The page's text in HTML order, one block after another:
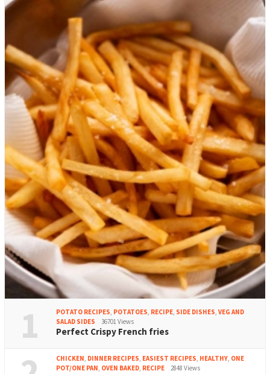
1 POTATO RECIPES POTATOES RECIPE SIDE DISHES VEG AND
SALAD SIDES
36701 Views
Perfect Crispy French fries
CHICKEN DINNER RECIPES EASIEST RECIPES HEALTHY ONE
POT/ONE PAN OVEN BAKED RECIPE 2848 Views